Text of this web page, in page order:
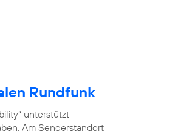
Rundfunk
unterstützt
Am Senderstandort